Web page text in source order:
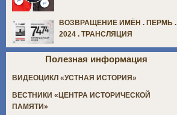
ВОЗВРАЩЕНИЕ ИМЁН . ПЕРМЬ .
2024 . ТРАНСЛЯЦИЯ
Полезная информация
ВИДЕОЦИКЛ «УСТНАЯ ИСТОРИЯ»
ВЕСТНИКИ «ЦЕНТРА ИСТОРИЧЕСКОЙ
ПАМЯТИ»